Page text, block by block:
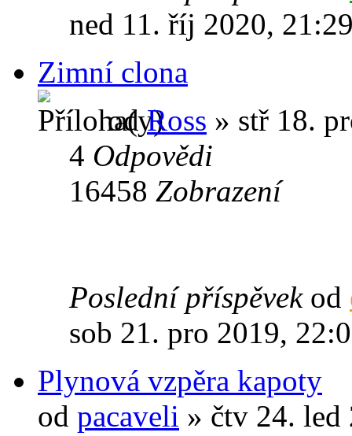
ned 11. říj 2020,
Zimní clona
odRoss » stř 18.
4 Odpovědi
16458 Zobrazení
Poslední příspěvek od
sob 21. pro 2019,
Plynová vzpěra kapoty
od pacaveli » čtv 24. led